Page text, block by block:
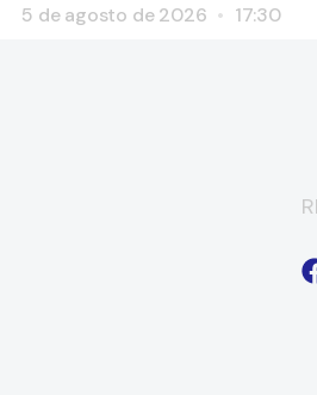
5 de agosto de 2026 17:30